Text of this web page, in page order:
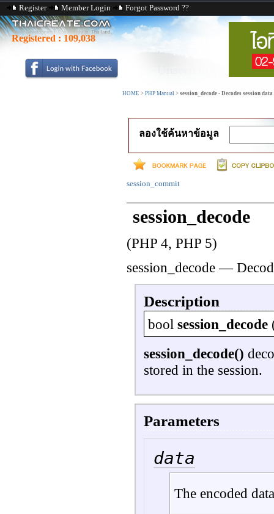
Register Member Login Forgot Password ??
Registered : 109,038
HOME > PHP Manual > session_decode - Decodes session
ลองใช้ค้นหาข้อมูล
session_commit
session_decode
(PHP 4, PHP 5)
session_decode—
Description
bool session_decode
session_decode()
stored in the session.
Parameters
data
The encoded